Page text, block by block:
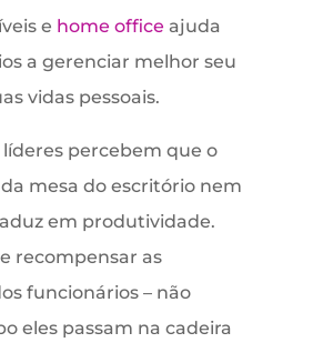
e home office ajuda
a gerenciar melhor seu
vidas pessoais.
percebem que o
mesa do escritório nem
em produtividade.
recompensar as
funcionários – não
eles passam na cadeira